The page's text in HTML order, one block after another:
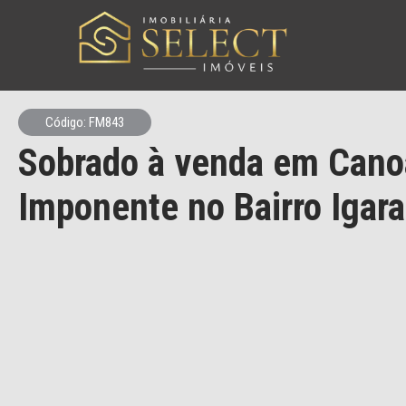
Código: FM843
Sobrado à venda em
Imponente no Bairro Igara